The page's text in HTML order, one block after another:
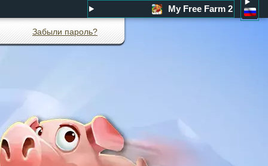
My Free Farm 2
Забыли пароль?